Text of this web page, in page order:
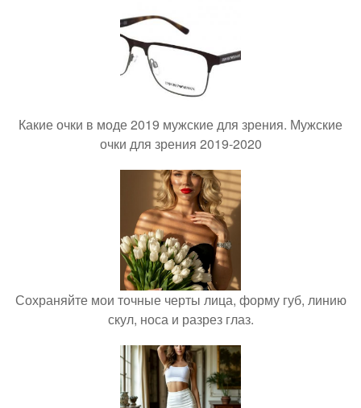
Какие очки в моде 2019 мужские для зрения. Мужские
очки для зрения 2019-2020
Сохраняйте мои точные черты лица, форму губ, линию
скул, носа и разрез глаз.